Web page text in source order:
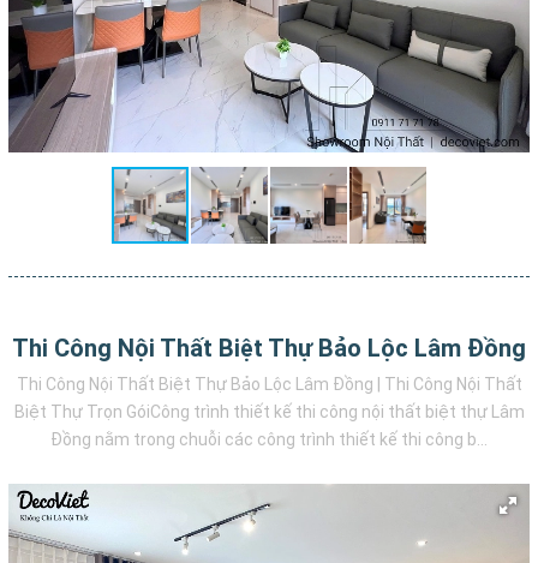
Thi Công Nội Thất Biệt Thự Bảo Lộc Lâm Đồng
Thi Công Nội Thất Biệt Thự Bảo Lộc Lâm Đồng | Thi Công Nội Thất
Biệt Thự Trọn GóiCông trình thiết kế thi công nội thất biệt thự Lâm
Đồng nằm trong chuỗi các công trình thiết kế thi công b...